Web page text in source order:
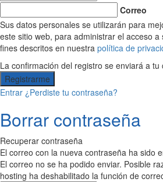
Correo
Sus datos personales se utilizarán para
este sitio web, para administrar el acceso
fines descritos en nuestra política de
La confirmación del registro se enviará a tu
Entrar ¿Perdiste tu contraseña?
Borrar contraseña
Recuperar contraseña
El correo con la nueva contraseña ha sido
El correo no se ha podido enviar. Posible
hosting ha deshabilitado la función de